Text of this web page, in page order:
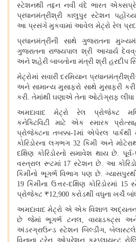
સ્ટેશનથી તદ્દન નવી વંદે ભારત
પ્રધાનમંત્રીશ્રી કાલુપુર સ્ટેશન
આ પ્રસંગે મુકવામાં આવેલ મેટ્રો રેલ
પ્રધાનમંત્રીની સાથે ગુજરાતના
ગુજરાતના રાજ્યપાલ શ્રી આચાર્ય
અને શહેરી બાબતોના મંત્રી શ્રી હરદીપ
મેટ્રોમાં સવારી દરમિયાન પ્રધાનમંત્રીશ્રી
અને સામાન્ય મુસાફરો સાથે મુસાફરી
કરી. તેમાંથી ઘણાએ તેના ઓટોગ્રાફ લીધા
અમદાવાદ મેટ્રો રેલ પ્રોજેક્ટ
કનેક્ટિવિટી માટે એક સ્મારક
પ્રોજેક્ટના તબક્કા-1માં એપેરલ પાર્કથી
કોરિડોરના લગભગ 32 કિમી અને
દક્ષિણ કોરિડોરનો સમાવેશ થાય છે.
વસ્ત્રાલ રૂટમાં 17 સ્ટેશન છે. આ
કિમીનો ભૂગર્ભ વિભાગ પણ છે.
19 કિમીના ઉત્તર-દક્ષિણ કોરિડોરમાં 15
પ્રોજેક્ટ ₹12,900 કરોડથી વધુના ખર્ચે
અમદાવાદ મેટ્રો એ એક વિશાળ
છે જેમાં ભૂગર્ભ ટનલ, વાયાડક્ટ્સ
અંડરગ્રાઉન્ડ સ્ટેશન બિલ્ડીંગ,
વિનાના ટ્રેન ઓપરેશન કમ્પ્લાયન્ટ